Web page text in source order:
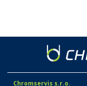
Chromservis s.r.o.